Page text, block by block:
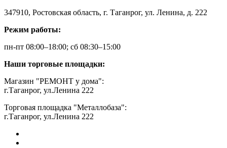
347910, Ростовская область, г. Таганрог, ул. Ленина, д. 222
Режим работы:
пн-пт 08:00–18:00; сб 08:30–15:00
Наши торговые площадки:
Магазин "РЕМОНТ у дома":
г.Таганрог, ул.Ленина 222
Торговая площадка "Металлобаза":
г.Таганрог, ул.Ленина 222